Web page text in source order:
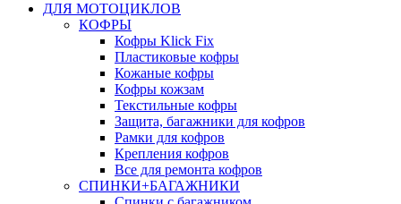
ДЛЯ МОТОЦИКЛОВ
КОФРЫ
Кофры Klick Fix
Пластиковые кофры
Кожаные кофры
Кофры кожзам
Текстильные кофры
Защита, багажники для кофров
Рамки для кофров
Крепления кофров
Все для ремонта кофров
СПИНКИ+БАГАЖНИКИ